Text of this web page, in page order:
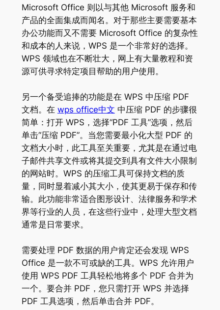
Microsoft Office 则以与其他 Microsoft 服务和
产品的全面集成而闻名。对于那些主要需要基本
办公功能而又不需要 Microsoft Office 的复杂性
和成本的人来说，WPS 是一个非常好的选择。
WPS 领域也在不断壮大，网上有大量教程和资
源可供寻求特定项目帮助的用户使用。
另一个备受追捧的功能是在 WPS 中压缩 PDF
文档。在 wps office中文 中压缩 PDF 的步骤很
简单：打开 WPS，选择“PDF 工具”选项，然后
单击“压缩 PDF”。当您需要最小化大型 PDF 的
文档大小时，此工具至关重要，尤其是在通过电
子邮件共享文件或将其提交到具有文件大小限制
的网站时。WPS 的压缩工具可保持文档的质
量，同时显着减小其大小，使其更易于保存和传
输。此功能非常适合图形设计、法律服务和学术
界等行业的人员，在这些行业中，处理大型文档
通常是日常要求。
需要处理 PDF 数据的用户肯定还会发现 WPS
Office 是一款不可或缺的工具。WPS 允许用户
使用 WPS PDF 工具轻松地将多个 PDF 合并为
一个。要合并 PDF，您只需打开 WPS 并选择
PDF 工具选项，然后单击合并 PDF。